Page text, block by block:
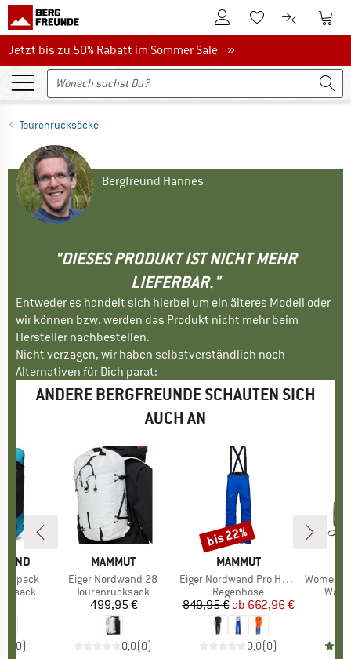
Zum KundenkontoZum Merkzettel.
Zum Zum
Jetzt bis zu 50% Rabatt im Sommer Sale
Jetzt bis zu 50% Rabatt im Sommer Sale »
Tourenrucksäcke
Bergfreund Hannes
"DIESES PRODUKT IST NICHT MEHR
LIEFERBAR."
Entweder es handelt sich hierbei um ein älteres Modell oder
wir können bzw. werden das Produkt nicht mehr beim
Hersteller nachbestellen.
Nicht verzagen, wir haben selbstverständlich noch
Alternativen für Dich parat:
ANDERE BERGFREUNDE SCHAUTEN SICH
AUCH AN
0)
MARKE
MAMMUT
Artikel
Eiger Nordwand 28
Produktgruppe
Tourenrucksack
Preis
499,95 €
0,0(0)
MARKE
MAMMUT
Artikel
Eiger Nordwand Pro Hardshell Pants
Produktgruppe
Regenhose
Preis
849,95 € reduzierter Preis
ab 662,96 €
0,0(0)
Rabatt
bis 22%
Artikel
Women's